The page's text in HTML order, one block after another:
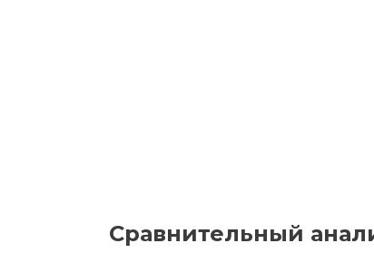
Сравнительный